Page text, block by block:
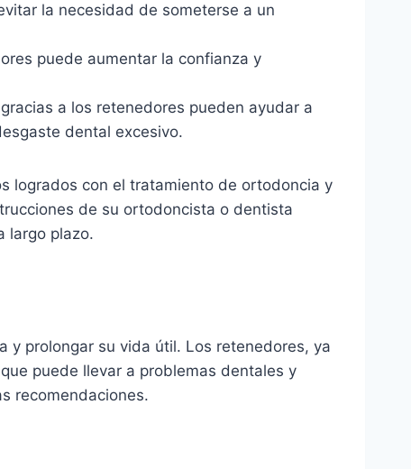
la necesidad de someterse a un
puede aumentar la confianza y
a los retenedores pueden ayudar a
dental excesivo.
logrados con el tratamiento de ortodoncia y
de su ortodoncista o dentista
largo plazo.
y prolongar su vida útil. Los retenedores, ya
puede llevar a problemas dentales y
recomendaciones.